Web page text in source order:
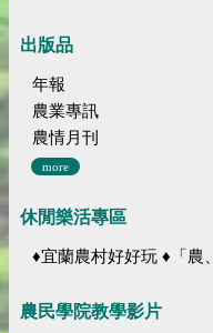
出版品
年報
農業專訊
農情月刊
more
休閒樂活專區
♦宜蘭農村好好玩 ♦「農、藝、山、水」四條遊程推薦
農民學院教學影片